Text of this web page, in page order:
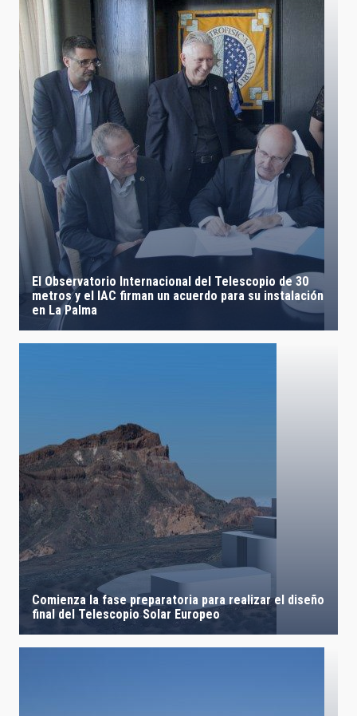
El Observatorio Internacional del Telescopio de 30
metros y el IAC firman un acuerdo para su instalación
en La Palma
Comienza la fase preparatoria para realizar el diseño
final del Telescopio Solar Europeo